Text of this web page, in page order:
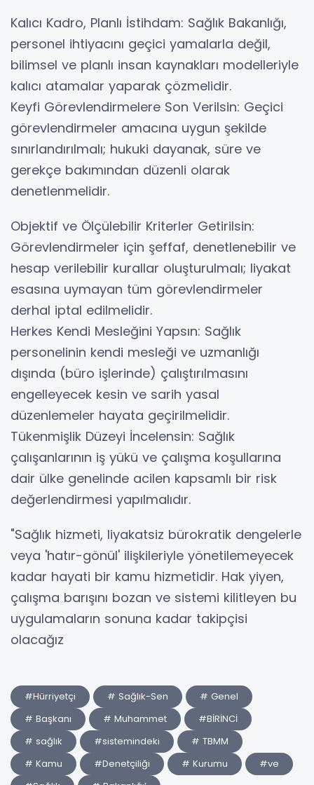
Kalıcı Kadro, Planlı İstihdam: Sağlık Bakanlığı,
personel ihtiyacını geçici yamalarla değil,
bilimsel ve planlı insan kaynakları modelleriyle
kalıcı atamalar yaparak çözmelidir.
Keyfi Görevlendirmelere Son Verilsin: Geçici
görevlendirmeler amacına uygun şekilde
sınırlandırılmalı; hukuki dayanak, süre ve
gerekçe bakımından düzenli olarak
denetlenmelidir.
Objektif ve Ölçülebilir Kriterler Getirilsin:
Görevlendirmeler için şeffaf, denetlenebilir ve
hesap verilebilir kurallar oluşturulmalı; liyakat
esasına uymayan tüm görevlendirmeler
derhal iptal edilmelidir.
Herkes Kendi Mesleğini Yapsın: Sağlık
personelinin kendi mesleği ve uzmanlığı
dışında (büro işlerinde) çalıştırılmasını
engelleyecek kesin ve sarih yasal
düzenlemeler hayata geçirilmelidir.
Tükenmişlik Düzeyi İncelensin: Sağlık
çalışanlarının iş yükü ve çalışma koşullarına
dair ülke genelinde acilen kapsamlı bir risk
değerlendirmesi yapılmalıdır.
"Sağlık hizmeti, liyakatsiz bürokratik dengelerle
veya 'hatır-gönül' ilişkileriyle yönetilemeyecek
kadar hayati bir kamu hizmetidir. Hak yiyen,
çalışma barışını bozan ve sistemi kilitleyen bu
uygulamaların sonuna kadar takipçisi
olacağız
#Hürriyetçi # Sağlık-Sen
# Genel
# Başkanı
# Muhammet
#BİRİNCİ
# sağlık
#sistemindeki
# TBMM
# Kamu
#Denetçiliği # Kurumu
#ve